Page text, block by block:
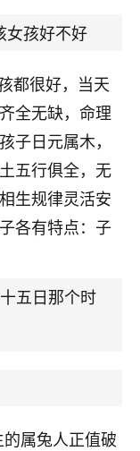
女孩好不好
都很好，当天
全无缺，命理
子日元属木，
五行俱全，无
生规律灵活安
各有特点：子
五日那个时
属兔人正值破
太岁，看年
啊！
19
挫，店开一家关
事。前些年攒的
人看看到底怎么
时不服命不行
意不算大，但
跟进的，选
都看了，虽然
更好一点！